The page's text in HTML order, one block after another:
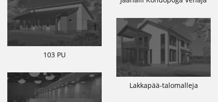
103 PU
Lakkapää-talomalleja